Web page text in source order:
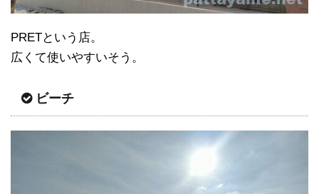
PRETという店。
広くて使いやすいそう。
ビーチ